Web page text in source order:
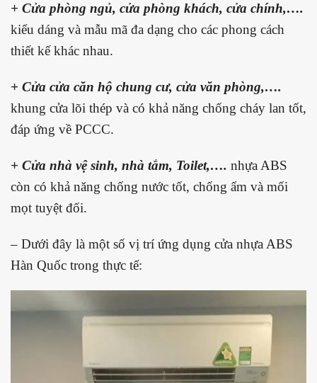
+ Cửa phòng ngủ, cửa phòng khách, cửa chính,….
kiểu dáng và mẫu mã đa dạng cho các phong cách
thiết kế khác nhau.
+ Cửa cửa căn hộ chung cư, cửa văn phòng,….
khung cửa lõi thép và có khả năng chống cháy lan tốt,
đáp ứng về PCCC.
+ Cửa nhà vệ sinh, nhà tắm, Toilet,…. nhựa ABS
còn có khả năng chống nước tốt, chống ẩm và mối
mọt tuyệt đối.
– Dưới đây là một số vị trí ứng dụng cửa nhựa ABS
Hàn Quốc trong thực tế: